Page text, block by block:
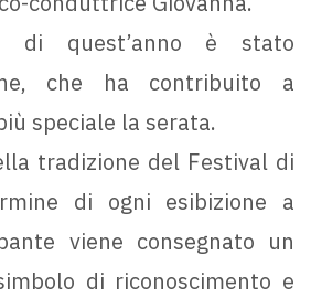
di quest’anno è stato
che ha contribuito a
speciale la serata.
tradizione del Festival di
di ogni esibizione a
viene consegnato un
di riconoscimento e